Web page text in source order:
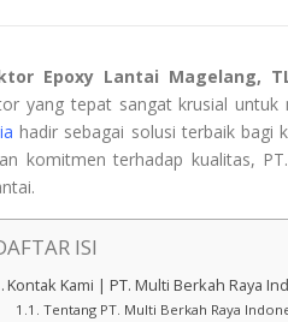
Epoxy Lantai Magelang,
yang tepat sangat krusial untuk
hadir sebagai solusi terbaik bagi
komitmen terhadap kualitas,
ISI
Kontak Kami | PT. Multi Berkah Raya
Tentang PT. Multi Berkah Raya